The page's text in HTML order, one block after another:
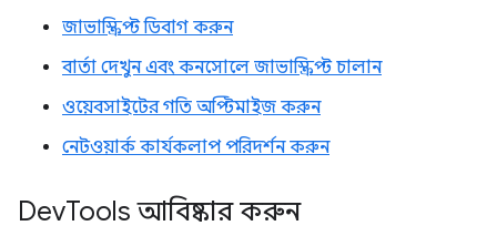
জাভাস্ক্রিপ্ট ডিবাগ করুন
বার্তা দেখুন এবং কনসোলে জাভাস্ক্রিপ্ট চালান
ওয়েবসাইটের গতি অপ্টিমাইজ করুন
নেটওয়ার্ক কার্যকলাপ পরিদর্শন করুন
DevTools আবিষ্কার করুন